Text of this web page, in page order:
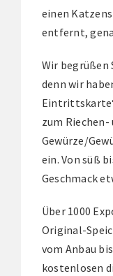
einen
entfernt,
Wir
denn wir
zum Riechen-
Gewürze/
ein. Von süß
Geschmack
Über 1000
Original-
vom Anbau
kostenlosen